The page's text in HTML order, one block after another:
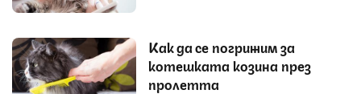
Как да се погрижим за
котешката козина през
пролетта